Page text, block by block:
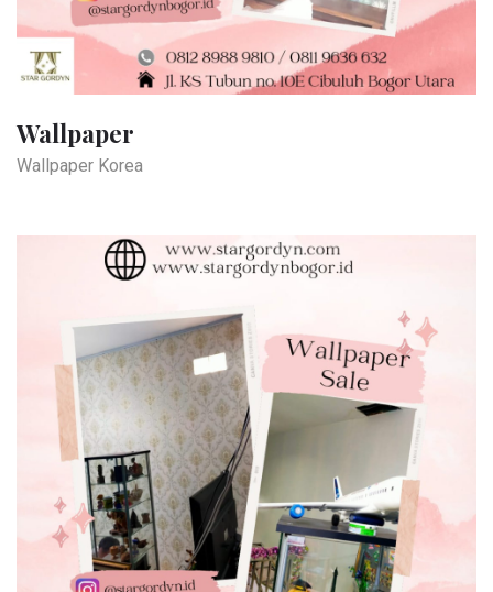
Wallpaper
Wallpaper Korea